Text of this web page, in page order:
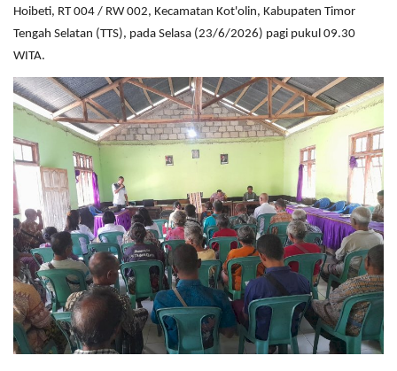
Hoibeti, RT 004 / RW 002, Kecamatan Kot'olin, Kabupaten Timor
Tengah Selatan (TTS), pada Selasa (23/6/2026) pagi pukul 09.30
WITA.